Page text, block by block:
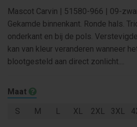
Mascot Carvin | 51580-966 | 09-
Gekamde binnenkant. Ronde hals.
onderkant en bij de pols.
kan van kleur veranderen wanneer
blootgesteld aan direct zonlicht....
Maat
S M L XL 2XL 3XL